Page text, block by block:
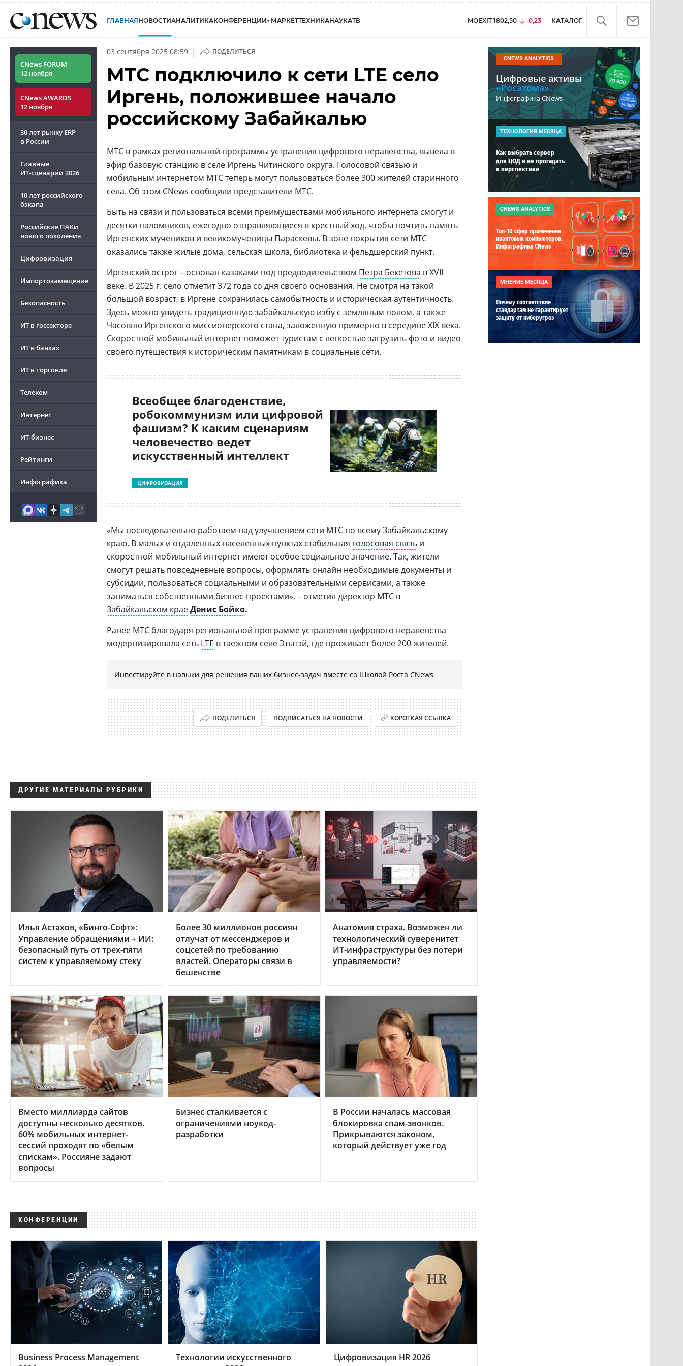
ГЛАВНАЯНОВОСТИАНАЛИТИКАКОНФЕРЕНЦИИ МАРКЕТТЕХНИКАНАУКАТВ MOEXIT 1802,50 -0,23 КАТАЛОГ
CNews FORUM
12 ноября
CNews AWARDS
12 ноября
30 лет рынку ERP
в России
Главные
ИТ-сценарии 2026
10 лет российского
бэкапа
Российские ПАКи
нового поколения
Цифровизация
Импортозамещение
Безопасность
ИТ в госсекторе
ИТ в банках
ИТ в торговле
Телеком
Интернет
ИТ-бизнес
Рейтинги
Инфографика
03 сентября 2025 08:59 | ПОДЕЛИТЬСЯ
МТС подключило к сети LTE село
Иргень, положившее начало
российскому Забайкалью
МТС в рамках региональной программы устранения цифрового неравенства, вывела в
эфир базовую станцию в селе Иргень Читинского округа. Голосовой связью и
мобильным интернетом МТСтеперь могут пользоваться более 300 жителей старинного
села. Об этом CNews сообщили представители МТС.
Быть на связи и пользоваться всеми преимуществами мобильного интернета смогут и
десятки паломников, ежегодно отправляющиеся в крестный ход, чтобы почтить память
Иргенских мучеников и великомученицы Параскевы. В зоне покрытия сети МТС
оказались также жилые дома, сельская школа, библиотека и фельдшерский пункт.
Иргенский острог – основан казаками под предводительством Петра Бекетова в XVII
веке. В 2025 г. село отметит 372 года со дня своего основания. Не смотря на такой
большой возраст, в Иргене сохранилась самобытность и историческая аутентичность.
Здесь можно увидеть традиционную забайкальскую избу с земляным полом, а также
Часовню Иргенского миссионерского стана, заложенную примерно в середине XIX века.
Скоростной мобильный интернет поможеттуристам с легкостью загрузить фото и видео
своего путешествия к историческим памятникам в социальные сети.
Всеобщее благоденствие,
робокоммунизм или цифровой
фашизм? К каким сценариям
человечество ведет
искусственный интеллект
ЦИФРОВИЗАЦИЯ
«Мы последовательно работаем над улучшением сети МТС по всему Забайкальскому
краю. В малых и отдаленных населенных пунктах стабильная голосовая связь и
скоростной мобильный интернетимеют особое социальное значение. Так, жители
смогут решать повседневные вопросы, оформлять онлайн необходимые документы и
субсидии, пользоваться социальными и образовательными сервисами, а также
заниматься собственными бизнес-проектами», – отметил директор МТС в
Забайкальском краеДенис Бойко.
Ранее МТС благодаря региональной программе устранения цифрового неравенства
модернизировала сеть LTE в таежном селе Этытэй, где проживает более 200 жителей.
Инвестируйте в навыки для решения ваших бизнес-задач вместе со Школой Роста CNews
ПОДЕЛИТЬСЯ ПОДПИСАТЬСЯ НА НОВОСТИ КОРОТКАЯ ССЫЛКА
ДРУГИЕ МАТЕРИАЛЫ РУБРИКИ
Илья Астахов, «Бинго-Софт»:
Управление обращениями + ИИ:
безопасный путь от трех‑пяти
систем к управляемому стеку
Более 30 миллионов россиян
отлучат от мессенджеров и
соцсетей по требованию
властей. Операторы связи в
бешенстве
Анатомия страха. Возможен ли
технологический суверенитет
ИТ-инфраструктуры без потери
управляемости?
Вместо миллиарда сайтов
доступны несколько десятков.
60% мобильных интернет-
сессий проходят по «белым
спискам». Россияне задают
вопросы
Бизнес сталкивается с
ограничениями ноукод-
разработки
В России началась массовая
блокировка спам-звонков.
Прикрываются законом,
который действует уже год
КОНФЕРЕНЦИИ
Business Process Management
Технологии искусственного
Цифровизация HR 2026
CNEWS ANALYTICS
Цифровые активы
«Росатома».
Инфографика CNews
ТЕХНОЛОГИЯ МЕСЯЦА
Как выбрать сервер
для ЦОД и не прогадать
в перспективе
CNEWS ANALYTICS
Топ-10 сфер применения
квантовых компьютеров.
Инфографика CNews
МНЕНИЕ МЕСЯЦА
Почему соответствие
стандартам не гарантирует
защиту от киберугроз